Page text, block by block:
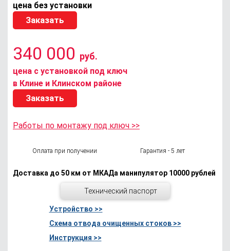
цена без установки
Заказать
340 000 руб.
цена с установкой под ключ
в Клине и Клинском районе
Заказать
Работы по монтажу под ключ >>
Оплата при получении Гарантия - 5 лет
Доставка до 50 км от МКАДа манипулятор 10000 рублей
Технический паспорт
Устройство >>
Схема отвода очищенных стоков >>
Инструкция >>